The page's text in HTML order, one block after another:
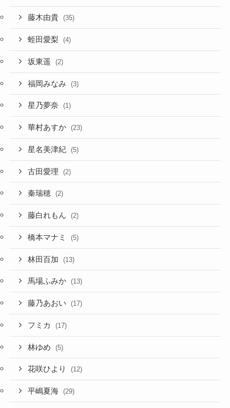
藤木由貴 (35)
蛭田愛梨 (4)
坂東遥 (2)
福岡みなみ (3)
星乃夢奈 (1)
華村あすか (23)
星名美津紀 (5)
古田愛理 (2)
秦瑞穂 (2)
藤白れもん (2)
橋本マナミ (5)
林田百加 (13)
馬場ふみか (13)
藤乃あおい (17)
フミカ (17)
林ゆめ (5)
花咲ひより (12)
平嶋夏海 (29)